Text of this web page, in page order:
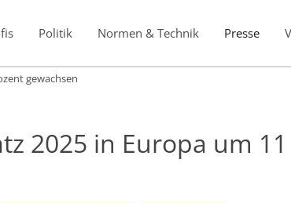
Politik Normen & Technik Presse
gewachsen
2025 in Europa um